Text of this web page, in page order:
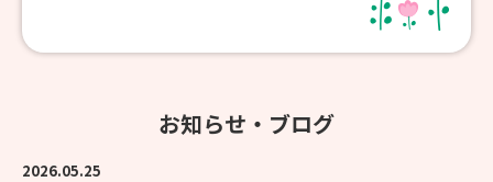
お知らせ・ブログ
2026.05.25